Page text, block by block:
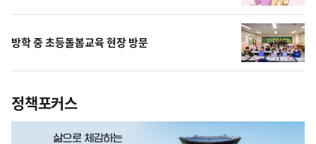
방학 중 초등돌봄교육 현장 방문
정책포커스